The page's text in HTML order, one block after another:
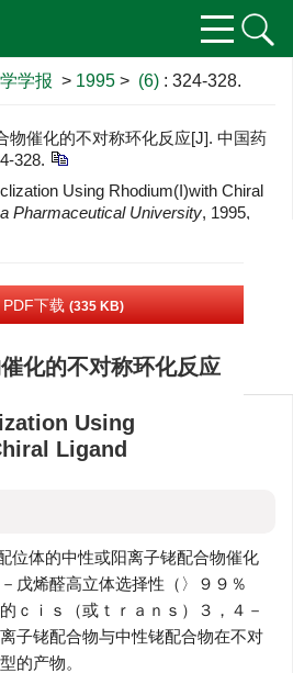
学报 > 1995 > (6) : 324-328.
物催化的不对称环化反应[J]. 中国药
328.
Using Rhodium(I)with Chiral
Pharmaceutical University, 1995,
PDF下载 (335 KB)
化的不对称环化反应
Using
Ligand
位体的中性或阳离子铑配合物催化
戊烯醛高立体选择性（〉９９％
ｃｉｓ（或ｔｒａｎｓ）３，４－
子铑配合物与中性铑配合物在不对
的产物。